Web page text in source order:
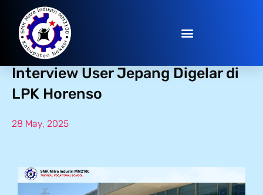
Gerbang ke Negeri Sakura:
Interview User Jepang Digelar di
LPK Horenso
28 May, 2025